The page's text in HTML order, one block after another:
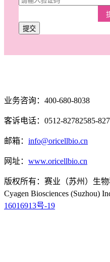
提交
业务咨询：400-680-8038
客诉电话：0512-82782585-827
邮箱： info@oricellbio.cn
网址： www.oricellbio.cn
版权所有：赛业（苏州）生
Cyagen Biosciences (Suzhou)
16016913号-19